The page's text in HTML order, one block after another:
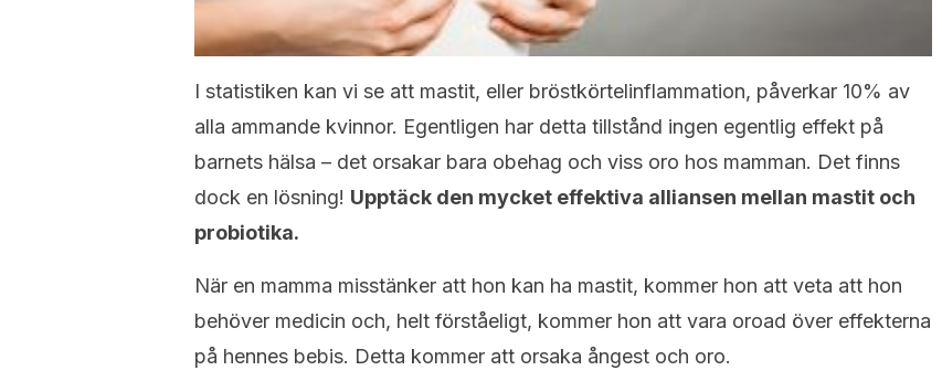
I statistiken kan vi se att mastit, eller bröstkörtelinflammation, påverkar 10% av
alla ammande kvinnor. Egentligen har detta tillstånd ingen egentlig effekt på
barnets hälsa – det orsakar bara obehag och viss oro hos mamman. Det finns
dock en lösning! Upptäck den mycket effektiva alliansen mellan mastit och
probiotika.
När en mamma misstänker att hon kan ha mastit, kommer hon att veta att hon
behöver medicin och, helt förståeligt, kommer hon att vara oroad över effekterna
på hennes bebis. Detta kommer att orsaka ångest och oro.